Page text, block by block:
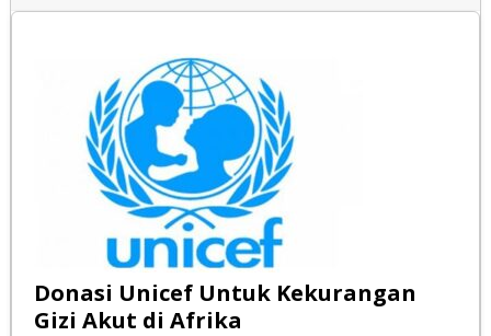
Donasi Unicef Untuk Kekurangan
Gizi Akut di Afrika